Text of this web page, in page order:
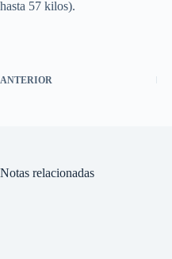
hasta 57 kilos).
ANTERIOR
Notas relacionadas